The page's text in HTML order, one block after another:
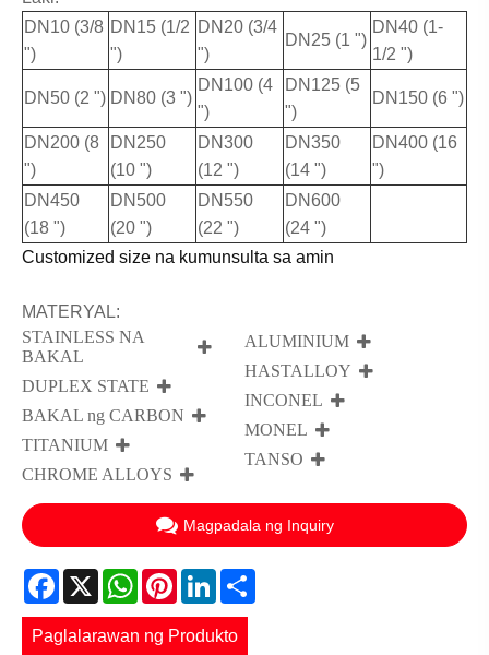
DN10 (3/8
")
DN15 (1/2
")
DN20 (3/4
")
DN25 (1 ")
DN40 (1-
1/2 ")
DN50 (2 ") DN80 (3 ")
DN100 (4
")
DN125 (5
")
DN150 (6 ")
DN200 (8
")
DN250
(10 ")
DN300
(12 ")
DN350
(14 ")
DN400 (16
")
DN450
(18 ")
DN500
(20 ")
DN550
(22 ")
DN600
(24 ")
Customized size na kumunsulta sa amin
MATERYAL:
STAINLESS NA
BAKAL
DUPLEX STATE
BAKAL ng CARBON
TITANIUM
CHROME ALLOYS
ALUMINIUM
HASTALLOY
INCONEL
MONEL
TANSO
Magpadala ng Inquiry
Facebook
X WhatsApp
PinterestLinkedIn
Paglalarawan ng Produkto